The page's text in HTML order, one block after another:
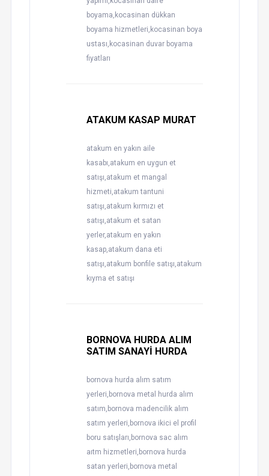
boyama,kocasinan dükkan
boyama hizmetleri,kocasinan boya
ustası,kocasinan duvar boyama
fiyatları
ATAKUM KASAP MURAT
atakum en yakın aile
kasabı,atakum en uygun et
satışı,atakum et mangal
hizmeti,atakum tantuni
satışı,atakum kırmızı et
satışı,atakum et satan
yerler,atakum en yakın
kasap,atakum dana eti
satışı,atakum bonfile satışı,atakum
kıyma et satışı
BORNOVA HURDA ALIM
SATIM SANAYİ HURDA
bornova hurda alım satım
yerleri,bornova metal hurda alım
satım,bornova madencilik alım
satım yerleri,bornova ikici el profil
boru satışları,bornova sac alım
aıtm hizmetleri,bornova hurda
satan yerleri,bornova metal